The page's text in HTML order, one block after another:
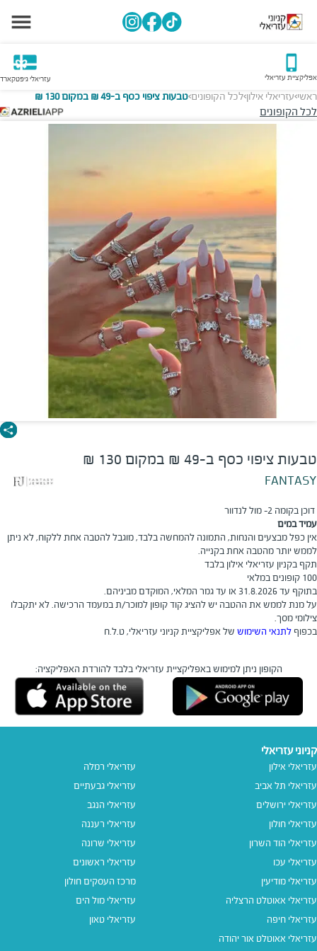
אפליקציית עזריאלי עזריאלי גיפטקארד
ראשי>עזריאלי אילון>לכל הקופונים>טבעות ציפוי כסף ב-49 ₪ במקום 130 ₪
לכל הקופונים
טבעות ציפוי כסף ב-49 ₪ במקום 130 ₪
FANTASY
דוכן בקומה 2- מול לנדוור
עמיד במים
אין כפל מבצעים והנחות, התמונה להמחשה בלבד, מוגבל להטבה אחת ללקוח, לא ניתן
לממש יותר מהטבה אחת בקנייה.
תקף בקניון עזריאלי אילון בלבד
100 קופונים במלאי
בתוקף עד 31.8.2026 או עד גמר המלאי, המוקדם מביניהם.
על מנת לממש את ההטבה יש להציג קוד קופון למוכר/ת במעמד הרכישה. לא יתקבלו
צילומי מסך.
בכפוף לתנאי השימוש של אפליקציית קניוני עזריאלי, ט.ל.ח
הקופון ניתן למימוש באפליקציית עזריאלי בלבד להורדת האפליקציה:
קניוני עזריאלי
עזריאלי אילון
עזריאלי תל אביב
עזריאלי ירושלים
עזריאלי חולון
עזריאלי הוד השרון
עזריאלי עכו
עזריאלי מודיעין
עזריאלי אאוטלט הרצליה
עזריאלי חיפה
עזריאלי אאוטלט אור יהודה
עזריאלי רמלה
עזריאלי גבעתיים
עזריאלי הנגב
עזריאלי רעננה
עזריאלי שרונה
עזריאלי ראשונים
מרכז העסקים חולון
עזריאלי מול הים
עזריאלי טאון